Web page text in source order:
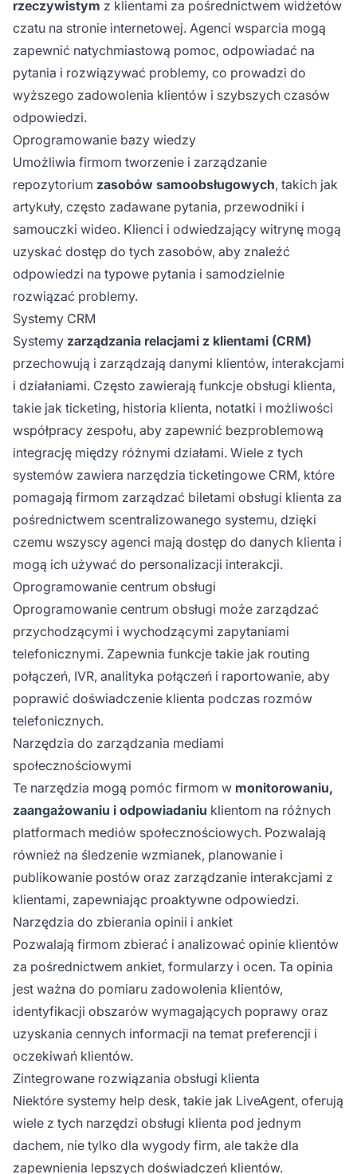
rzeczywistym z klientami za pośrednictwem widżetów
czatu na stronie internetowej. Agenci wsparcia mogą
zapewnić natychmiastową pomoc, odpowiadać na
pytania i rozwiązywać problemy, co prowadzi do
wyższego zadowolenia klientów i szybszych czasów
odpowiedzi.
Oprogramowanie bazy wiedzy
Umożliwia firmom tworzenie i zarządzanie
repozytorium zasobów samoobsługowych, takich jak
artykuły, często zadawane pytania, przewodniki i
samouczki wideo. Klienci i odwiedzający witrynę mogą
uzyskać dostęp do tych zasobów, aby znaleźć
odpowiedzi na typowe pytania i samodzielnie
rozwiązać problemy.
Systemy CRM
Systemy zarządzania relacjami z klientami (CRM)
przechowują i zarządzają danymi klientów, interakcjami
i działaniami. Często zawierają funkcje obsługi klienta,
takie jak ticketing, historia klienta, notatki i możliwości
współpracy zespołu, aby zapewnić bezproblemową
integrację między różnymi działami. Wiele z tych
systemów zawiera narzędzia ticketingowe CRM, które
pomagają firmom zarządzać biletami obsługi klienta za
pośrednictwem scentralizowanego systemu, dzięki
czemu wszyscy agenci mają dostęp do danych klienta i
mogą ich używać do personalizacji interakcji.
Oprogramowanie centrum obsługi
Oprogramowanie centrum obsługi może zarządzać
przychodzącymi i wychodzącymi zapytaniami
telefonicznymi. Zapewnia funkcje takie jak routing
połączeń, IVR, analityka połączeń i raportowanie, aby
poprawić doświadczenie klienta podczas rozmów
telefonicznych.
Narzędzia do zarządzania mediami
społecznościowymi
Te narzędzia mogą pomóc firmom w monitorowaniu,
zaangażowaniu i odpowiadaniu klientom na różnych
platformach mediów społecznościowych. Pozwalają
również na śledzenie wzmianek, planowanie i
publikowanie postów oraz zarządzanie interakcjami z
klientami, zapewniając proaktywne odpowiedzi.
Narzędzia do zbierania opinii i ankiet
Pozwalają firmom zbierać i analizować opinie klientów
za pośrednictwem ankiet, formularzy i ocen. Ta opinia
jest ważna do pomiaru zadowolenia klientów,
identyfikacji obszarów wymagających poprawy oraz
uzyskania cennych informacji na temat preferencji i
oczekiwań klientów.
Zintegrowane rozwiązania obsługi klienta
Niektóre systemy help desk, takie jak LiveAgent, oferują
wiele z tych narzędzi obsługi klienta pod jednym
dachem, nie tylko dla wygody firm, ale także dla
zapewnienia lepszych doświadczeń klientów.